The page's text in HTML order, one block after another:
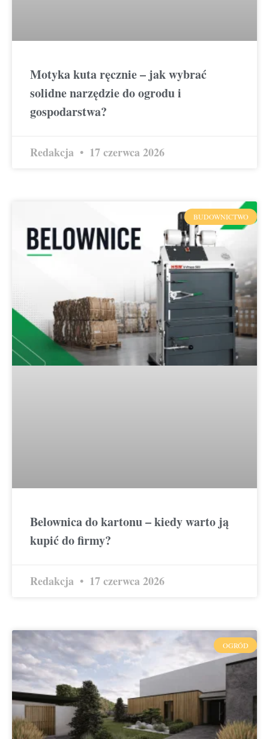
Motyka kuta ręcznie – jak wybrać
solidne narzędzie do ogrodu i
gospodarstwa?
Redakcja 17 czerwca 2026
BUDOWNICTWO
Belownica do kartonu – kiedy warto ją
kupić do firmy?
Redakcja 17 czerwca 2026
OGRÓD